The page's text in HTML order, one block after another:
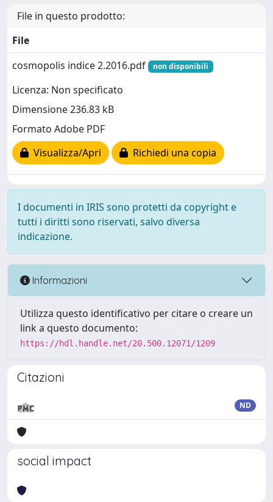
File in questo prodotto:
File
cosmopolis indice 2.2016.pdf
non disponibili
Licenza: Non specificato
Dimensione 236.83 kB
Formato Adobe PDF
Visualizza/Apri
Richiedi una copia
I documenti in IRIS sono protetti da copyright e
tutti i diritti sono riservati, salvo diversa
indicazione.
Informazioni
Utilizza questo identificativo per citare o creare un
link a questo documento:
https://hdl.handle.net/20.500.12071/1209
Citazioni
ND
social impact